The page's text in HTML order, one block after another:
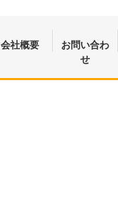
会社概要
お問い合わ
せ